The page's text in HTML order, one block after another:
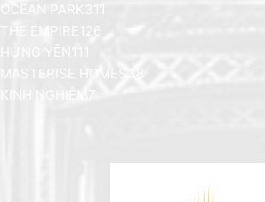
OCEAN PARK 311
THE EMPIRE126
HƯNG YÊN 111
MASTERISE HOMES
38
KINH NGHIỆM
7